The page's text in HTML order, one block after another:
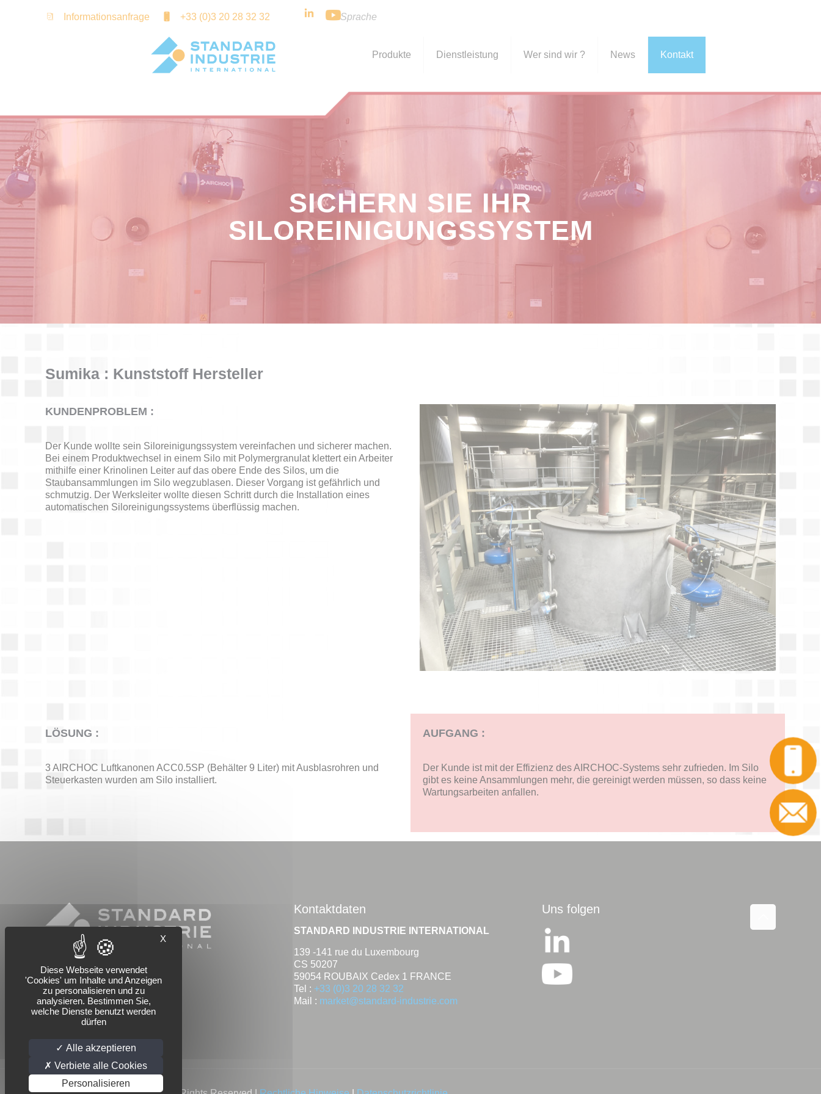
+33 (0)3 20 28 32 32
Informationsanfrage
Produkte Dienstleistung Wer sind wir ? News Kontakt
Sprache
SICHERN SIE IHR
SILOREINIGUNGSSYSTEM
Sumika : Kunststoff Hersteller
KUNDENPROBLEM :
Der Kunde wollte sein Siloreinigungssystem vereinfachen und sicherer machen.
Bei einem Produktwechsel in einem Silo mit Polymergranulat klettert ein Arbeiter
mithilfe einer Krinolinen Leiter auf das obere Ende des Silos, um die
Staubansammlungen im Silo wegzublasen. Dieser Vorgang ist gefährlich und
schmutzig. Der Werksleiter wollte diesen Schritt durch die Installation eines
automatischen Siloreinigungssystems überflüssig machen.
LÖSUNG :
3 AIRCHOC Luftkanonen ACC0.5SP (Behälter 9 Liter) mit Ausblasrohren und
Steuerkasten wurden am Silo installiert.
AUFGANG :
Der Kunde ist mit der Effizienz des AIRCHOC-Systems sehr zufrieden. Im Silo
gibt es keine Ansammlungen mehr, die gereinigt werden müssen, so dass keine
Wartungsarbeiten anfallen.
Kontaktdaten
STANDARD INDUSTRIE INTERNATIONAL
139 -141 rue du Luxembourg
CS 50207
59054 ROUBAIX Cedex 1 FRANCE
Tel : +33 (0)3 20 28 32 32
Mail : market@standard-industrie.com
Uns folgen
X
Diese Webseite verwendet
'Cookies' um Inhalte und Anzeigen
zu personalisieren und zu
analysieren. Bestimmen Sie,
welche Dienste benutzt werden
dürfen
Alle akzeptieren
Verbiete alle Cookies
Personalisieren